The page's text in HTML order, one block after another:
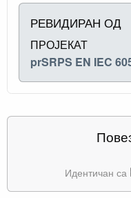
РЕВИДИРАН ОД
ПРОЈЕКАТ
prSRPS EN IEC
Идентичан са